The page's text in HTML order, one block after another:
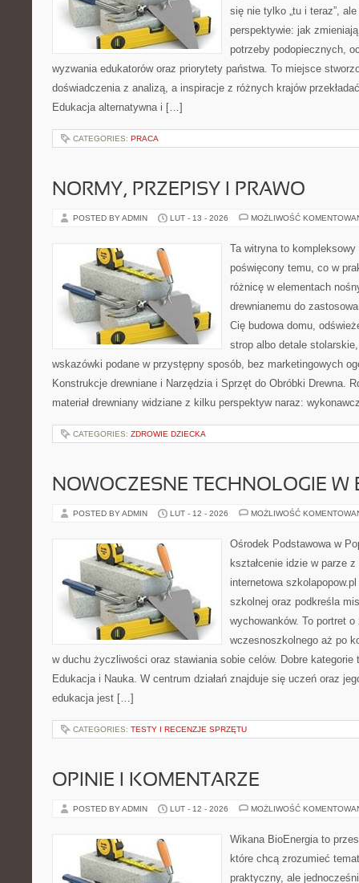
się nie tylko „tu i teraz”,
perspektywie: jak
potrzeby podopiecznych,
wyzwania edukatorów oraz priorytety państwa. To miejsce
doświadczenia z analizą, a inspiracje z różnych krajów
Edukacja alternatywna i […]
CATEGORIES: PRACA
NORMY, PRZEPISY I PRAWO
POSTED BY ADMIN LUT - 13 - 2026 MOŻLIWOŚĆ
Ta witryna to
poświęcony temu, co w
różnicę w elementach
drewnianemu do
Cię budowa domu,
strop albo detale
wskazówki podane w przystępny sposób, bez marketingowych
Konstrukcje drewniane i Narzędzia i Sprzęt do Obróbki Drewna.
materiał drewniany widziane z kilku perspektyw naraz:
CATEGORIES: ZDROWIE DZIECKA
NOWOCZESNE TECHNOLOGIE W
POSTED BY ADMIN LUT - 12 - 2026 MOŻLIWOŚĆ
Ośrodek Podstawowa w
kształcenie idzie w parze
internetowa
szkolnej oraz podkreśla
wychowanków. To portret
wczesnoszkolnego aż po
w duchu życzliwości oraz stawiania sobie celów. Dobre
Edukacja i Nauka. W centrum działań znajduje się uczeń oraz
edukacja jest […]
CATEGORIES: TESTY I RECENZJE SPRZĘTU
OPINIE I KOMENTARZE
POSTED BY ADMIN LUT - 12 - 2026 MOŻLIWOŚĆ
Wikana BioEnergia to
które chcą zrozumieć
praktyczny, ale